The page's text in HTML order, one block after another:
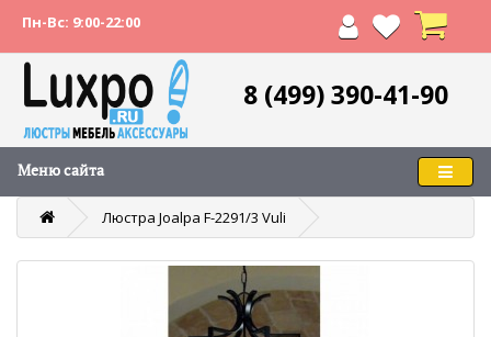
Пн-Вс: 9:00-22:00
8 (499) 390-41-90
Меню сайта
Люстра Joalpa F-2291/3 Vuli